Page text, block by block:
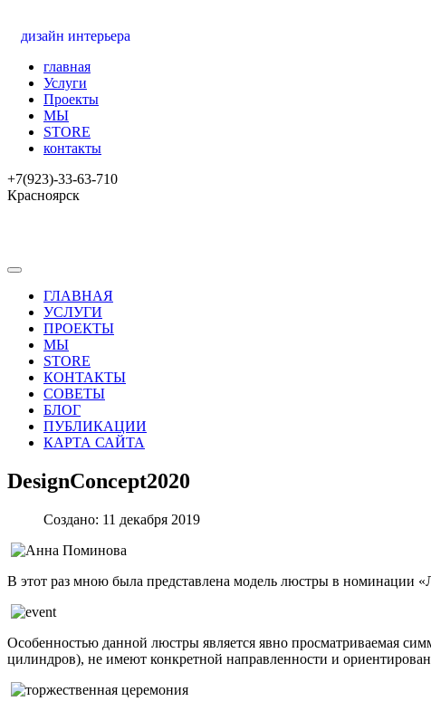
дизайн интерьера
главная
Услуги
Проекты
МЫ
STORE
контакты
+7(923)-33-63-710
Красноярск
ГЛАВНАЯ
УСЛУГИ
ПРОЕКТЫ
МЫ
STORE
КОНТАКТЫ
СОВЕТЫ
БЛОГ
ПУБЛИКАЦИИ
КАРТА САЙТА
DesignConcept2020
Создано: 11 декабря 2019
В этот раз мною была представлена модель люстры в номинации
Особенностью данной люстры является явно просматриваемая
цилиндров), не имеют конкретной направленности и